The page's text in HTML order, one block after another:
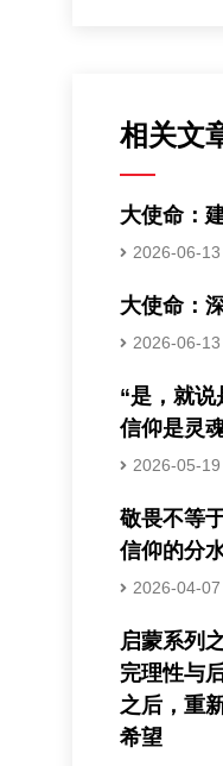
相关文
大使命：
2026-06-13
大使命：
2026-06-13
“是，就
信仰是灵
2026-05-19
敬畏不等
信仰的分
2026-04-07
启蒙系列
完理性与
之后，重
希望